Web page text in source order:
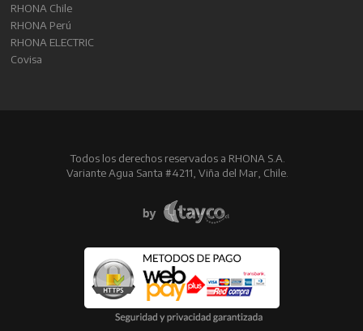
RHONA Chile
RHONA Perú
RHONA ELECTRIC
Covisa
Todos los derechos reservados a RHONA S.A.
Variante Agua Santa #4211, Viña del Mar, Chile.